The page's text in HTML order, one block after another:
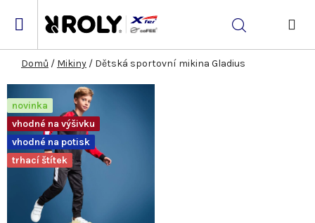
Hledat
Domů / Mikiny / Dětská sportovní mikina Gladius
novinka
vhodné na výšivku
vhodné na potisk
trhací štítek